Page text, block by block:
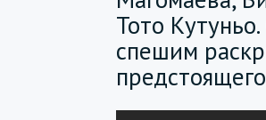
Тото
спешим